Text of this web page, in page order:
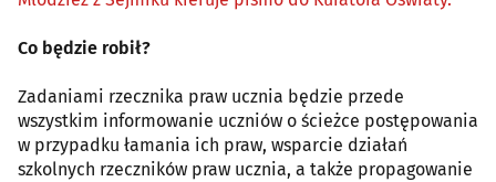
Co będzie robił?
Zadaniami rzecznika praw ucznia będzie przede
wszystkim informowanie uczniów o ścieżce postępowania
w przypadku łamania ich praw, wsparcie działań
szkolnych rzeczników praw ucznia, a także propagowanie